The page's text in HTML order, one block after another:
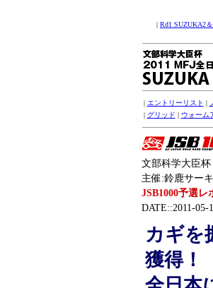
| Rd1 SUZUKA2
| エントリーリスト |
| グリッド | ウォーム
文部科学大臣
主催:鈴鹿サー
JSB1000予選レ
DATE::2011-05-
カギを
獲得！